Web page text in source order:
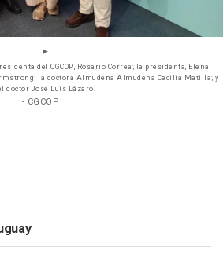
del CGCOP, Rosario Correa; la presidenta, Elena
la doctora Almudena Almudena Cecilia Matilla; y
doctor José Luis Lázaro.
- CGCOP